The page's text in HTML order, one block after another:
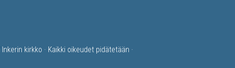
Inkerin kirkko · Kaikki oikeudet pidätetään ·